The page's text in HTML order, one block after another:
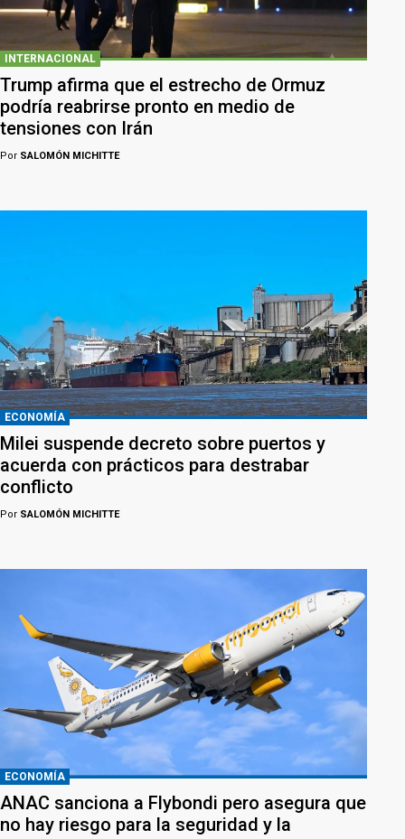
INTERNACIONAL
Trump afirma que el estrecho de Ormuz
podría reabrirse pronto en medio de
tensiones con Irán
Por SALOMÓN MICHITTE
ECONOMÍA
Milei suspende decreto sobre puertos y
acuerda con prácticos para destrabar
conflicto
Por SALOMÓN MICHITTE
ECONOMÍA
ANAC sanciona a Flybondi pero asegura que
no hay riesgo para la seguridad y la